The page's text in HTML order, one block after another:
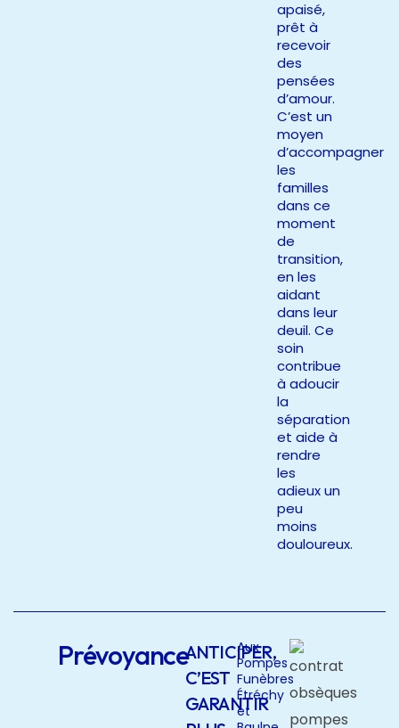
apaisé,
prêt à
recevoir
des
pensées
d’amour.
C’est un
moyen
d’accompagner
les
familles
dans ce
moment
de
transition,
en les
aidant
dans leur
deuil. Ce
soin
contribue
à adoucir
la
séparation
et aide à
rendre
les
adieux un
peu
moins
douloureux.
PrévoyanceANTICIPER,
C’EST
GARANTIR
Aux
Pompes
Funèbres
Étréchy
et